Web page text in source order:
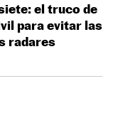
el truco de
para evitar las
radares